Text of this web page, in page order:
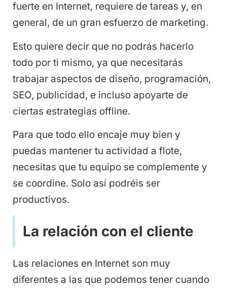
fuerte en Internet, requiere de tareas y, en
general, de un gran esfuerzo de marketing.
Esto quiere decir que no podrás hacerlo
todo por ti mismo, ya que necesitarás
trabajar aspectos de diseño, programación,
SEO, publicidad, e incluso apoyarte de
ciertas estrategias offline.
Para que todo ello encaje muy bien y
puedas mantener tu actividad a flote,
necesitas que tu equipo se complemente y
se coordine. Solo así podréis ser
productivos.
La relación con el cliente
Las relaciones en Internet son muy
diferentes a las que podemos tener cuando